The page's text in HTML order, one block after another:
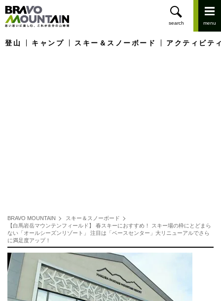
登山 キャンプ スキー＆スノーボード アクティビテ
BRAVO MOUNTAIN
スキー＆スノーボード
【白馬岩岳マウンテンフィールド】 春スキーにおすすめ！ スキー場の枠にとどまら
ない「オールシーズンリゾート」 注目は「ベースセンター」大リニューアルでさら
に満足度アップ！